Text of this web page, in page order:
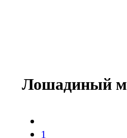
Лошадиный
1